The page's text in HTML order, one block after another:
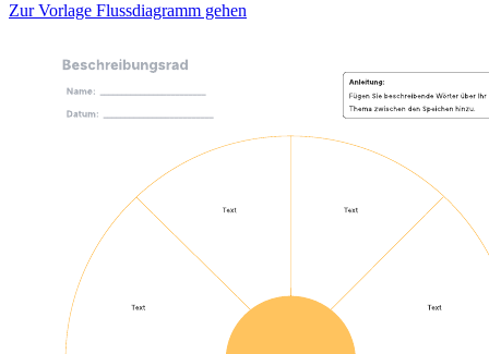
Zur Vorlage Flussdiagramm gehen